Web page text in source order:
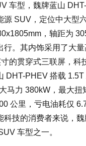
车型，魏牌蓝山
源 SUV，定位中大型
x1805mm，轴距为
行。其内饰采用了大
的贯穿式三联屏，科
DHT-PHEV 搭载
马力 380kW，最大扭
公里，亏电油耗仅
科技的消费者来说，
车型之一。